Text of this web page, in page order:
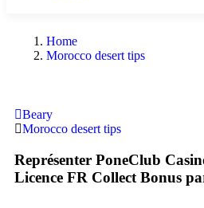
Home
Morocco desert tips
Beary
Morocco desert tips
Représenter PoneClub
Licence FR Collect Bonus